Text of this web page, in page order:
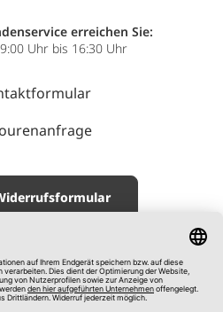
erreichen Sie:
Uhr bis 16:30 Uhr
AGB